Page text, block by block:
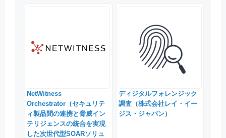
NetWitness
Orchestrator（セキュリテ
ィ製品間の連携と脅威イン
テリジェンスの統合を実現
した次世代型SOARソリュ
ディジタルフォレンジック
調査（株式会社レイ・イー
ジス・ジャパン）